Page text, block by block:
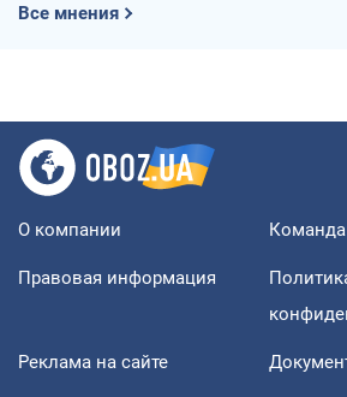
Все мнения
О компании Команда
Правовая информация
Реклама на сайте